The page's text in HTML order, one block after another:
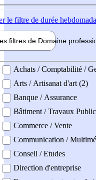
le filtre de durée
filtres de Domaine pro
professionel
Achats / Comptabilité /
Arts / Artisanat d'art (2)
Banque / Assurance
Bâtiment / Travaux
Commerce / Vente
Communication /
Conseil / Etudes
Direction d'entreprise